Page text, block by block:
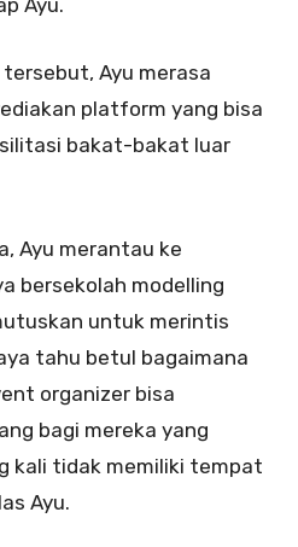
Ayu.
Ayu merasa
platform yang bisa
bakat-bakat luar
Ayu merantau ke
bersekolah modelling
untuk merintis
tahu betul bagaimana
organizer bisa
bagi mereka yang
kali tidak memiliki tempat
Ayu.